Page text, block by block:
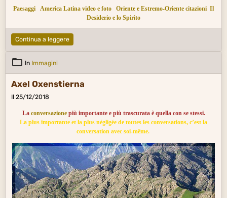
Paesaggi America Latina video e foto Oriente e Estremo-Oriente citazioni Il
Desiderio e lo Spirito
Continua a leggere
In Immagini
Axel Oxenstierna
Il 25/12/2018
La conversazione più importante e più trascurata è quella con se stessi.
La plus importante et la plus négligée de toutes les conversations, c’est la
conversation avec soi-même.